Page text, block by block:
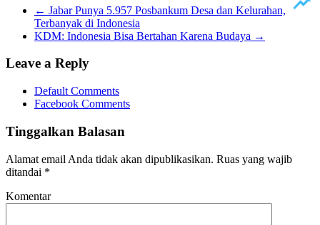
← Jabar Punya 5.957 Posbankum Desa dan Kelurahan,
Terbanyak di Indonesia
KDM: Indonesia Bisa Bertahan Karena Budaya →
Leave a Reply
Default Comments
Facebook Comments
Tinggalkan Balasan
Alamat email Anda tidak akan dipublikasikan. Ruas yang wajib
ditandai *
Komentar